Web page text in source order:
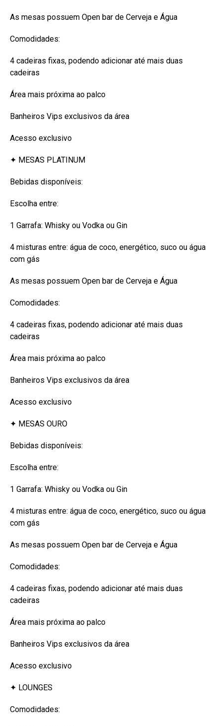
As mesas possuem Open bar de Cerveja e Água
Comodidades:
4 cadeiras fixas, podendo adicionar até mais duas
cadeiras
Área mais próxima ao palco
Banheiros Vips exclusivos da área
Acesso exclusivo
✦ MESAS PLATINUM
Bebidas disponíveis:
Escolha entre:
1 Garrafa: Whisky ou Vodka ou Gin
4 misturas entre: água de coco, energético, suco ou água
com gás
As mesas possuem Open bar de Cerveja e Água
Comodidades:
4 cadeiras fixas, podendo adicionar até mais duas
cadeiras
Área mais próxima ao palco
Banheiros Vips exclusivos da área
Acesso exclusivo
✦ MESAS OURO
Bebidas disponíveis:
Escolha entre:
1 Garrafa: Whisky ou Vodka ou Gin
4 misturas entre: água de coco, energético, suco ou água
com gás
As mesas possuem Open bar de Cerveja e Água
Comodidades:
4 cadeiras fixas, podendo adicionar até mais duas
cadeiras
Área mais próxima ao palco
Banheiros Vips exclusivos da área
Acesso exclusivo
✦ LOUNGES
Comodidades: